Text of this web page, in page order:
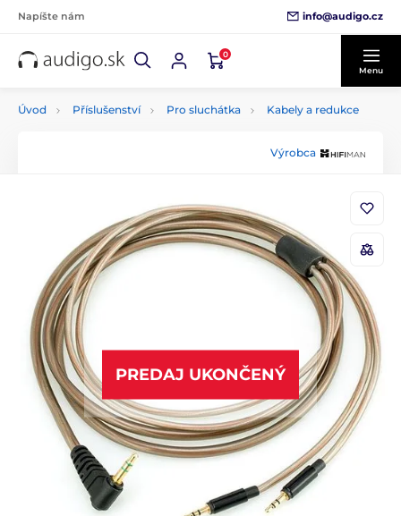
Napíšte nám info@audigo.cz
0
Menu
Úvod Příslušenství Pro sluchátka Kabely a redukce
Výrobca
PREDAJ UKONČENÝ